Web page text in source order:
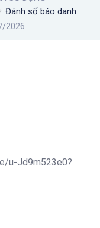
Đánh số báo danh
2026
u-Jd9m523e0?